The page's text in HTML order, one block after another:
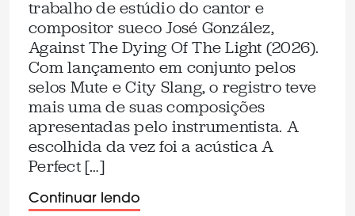
trabalho de estúdio do cantor e
compositor sueco José González,
Against The Dying Of The Light (2026).
Com lançamento em conjunto pelos
selos Mute e City Slang, o registro teve
mais uma de suas composições
apresentadas pelo instrumentista. A
escolhida da vez foi a acústica A
Perfect […]
Continuar lendo